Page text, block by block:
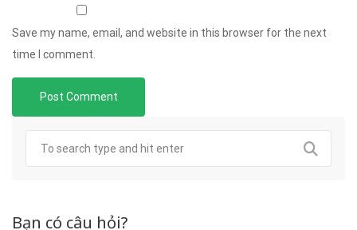
Save my name, email, and website in this browser for the next
time I comment.
Bạn có câu hỏi?